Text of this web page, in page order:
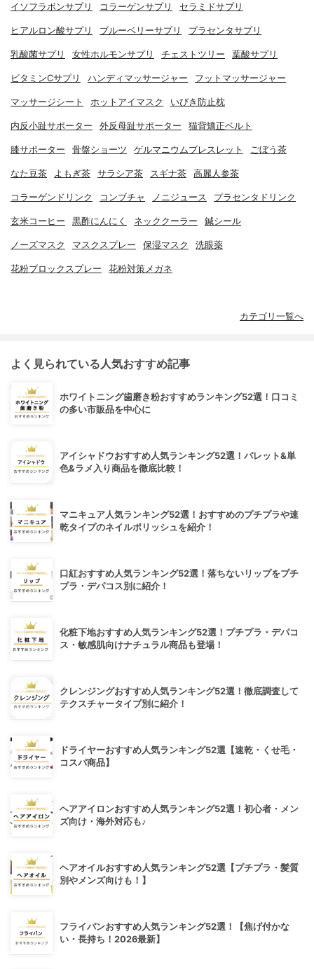
イソフラボンサプリ コラーゲンサプリ セラミドサプリ
ヒアルロン酸サプリ ブルーベリーサプリ プラセンタサプリ
乳酸菌サプリ 女性ホルモンサプリ チェストツリー 葉酸サプリ
ビタミンCサプリ ハンディマッサージャー フットマッサージャー
マッサージシート ホットアイマスク いびき防止枕
内反小趾サポーター 外反母趾サポーター 猫背矯正ベルト
膝サポーター 骨盤ショーツ ゲルマニウムブレスレット ごぼう茶
なた豆茶 よもぎ茶 サラシア茶 スギナ茶 高麗人参茶
コラーゲンドリンク コンブチャ ノニジュース プラセンタドリンク
玄米コーヒー 黒酢にんにく ネッククーラー 鍼シール
ノーズマスク マスクスプレー 保湿マスク 洗眼薬
花粉ブロックスプレー 花粉対策メガネ
カテゴリ一覧へ
よく見られている人気おすすめ記事
ホワイトニング歯磨き粉おすすめランキング52選！口コミ
の多い市販品を中心に
アイシャドウおすすめ人気ランキング52選！パレット&単
色&ラメ入り商品を徹底比較！
マニキュア人気ランキング52選！おすすめのプチプラや速
乾タイプのネイルポリッシュを紹介！
口紅おすすめ人気ランキング52選！落ちないリップをプチ
プラ・デパコス別に紹介！
化粧下地おすすめ人気ランキング52選！プチプラ・デパコ
ス・敏感肌向けナチュラル商品も登場！
クレンジングおすすめ人気ランキング52選！徹底調査して
テクスチャータイプ別に紹介！
ドライヤーおすすめ人気ランキング52選【速乾・くせ毛・
コスパ商品】
ヘアアイロンおすすめ人気ランキング52選！初心者・メン
ズ向け・海外対応も♪
ヘアオイルおすすめ人気ランキング52選【プチプラ・髪質
別やメンズ向けも！】
フライパンおすすめ人気ランキング52選！【焦げ付かな
い・長持ち！2026最新】